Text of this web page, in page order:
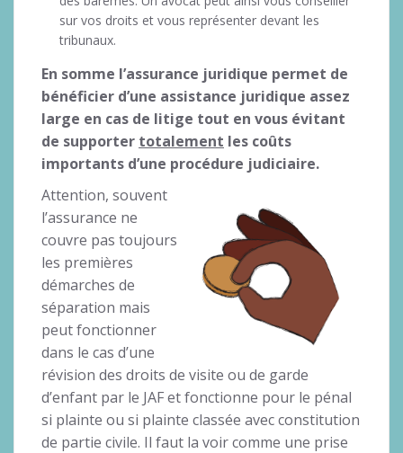
sur vos droits et vous représenter devant les
tribunaux.
En somme l’assurance juridique permet de
bénéficier d’une assistance juridique assez
large en cas de litige tout en vous évitant
de supporter totalement les coûts
importants d’une procédure judiciaire.
Attention, souvent
l’assurance ne
couvre pas toujours
les premières
démarches de
séparation mais
peut fonctionner
dans le cas d’une
révision des droits de visite ou de garde
d’enfant par le JAF et fonctionne pour le pénal
si plainte ou si plainte classée avec constitution
de partie civile. Il faut la voir comme une prise